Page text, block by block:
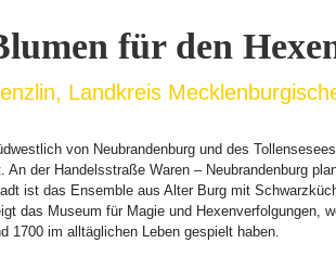
für den
Landkreis
von Neubrandenburg und des
An der Handelsstraße Waren – Neubrandenburg
ist das Ensemble aus Alter Burg mit
das Museum für Magie und Hexenverfolgungen,
1700 im alltäglichen Leben gespielt haben.